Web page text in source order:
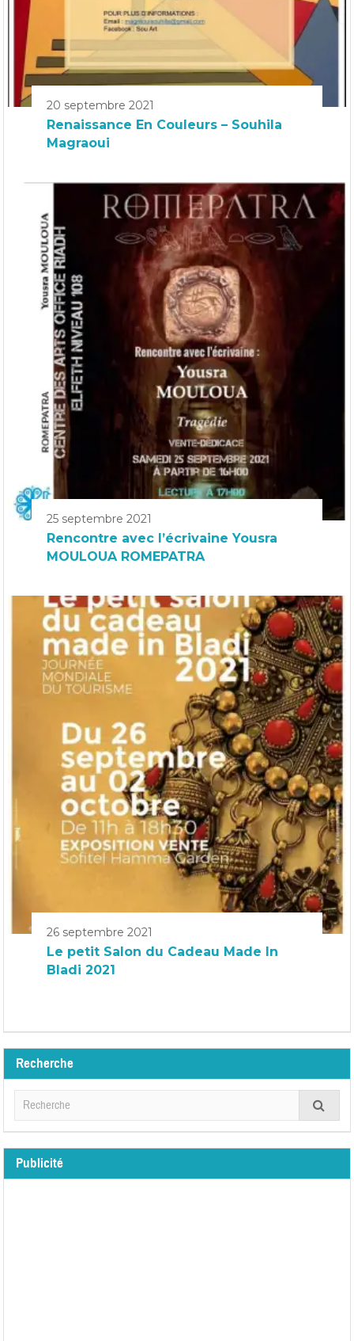
20 septembre 2021
Renaissance En Couleurs – Souhila
Magraoui
25 septembre 2021
Rencontre avec l’écrivaine Yousra
MOULOUA ROMEPATRA
26 septembre 2021
Le petit Salon du Cadeau Made In
Bladi 2021
Recherche
Publicité